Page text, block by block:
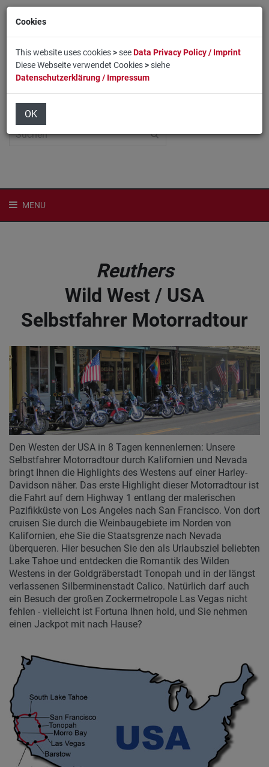
Home
MENU
Reuthers
Wild West / USA
Selbstfahrer Motorradtour
Den Westen der USA in 8 Tagen kennenlernen: Unsere
Selbstfahrer Motorradtour durch Kalifornien und Nevada
bringt Ihnen die Highlights des Westens auf einer Harley-
Davidson näher. Das erste Highlight dieser Motorradtour ist
die Fahrt auf dem Highway 1 entlang der malerischen
Pazifikküste von Los Angeles nach San Francisco. Von dort
cruisen Sie durch die Weinbaugebiete im Norden von
Kalifornien, ehe Sie die Staatsgrenze nach Nevada
überqueren. Hier besuchen Sie den als Urlaubsziel beliebten
Lake Tahoe und entdecken die Romantik des Wilden
Westens in der Goldgräberstadt Tonopah und in der längst
verlassenen Silberminenstadt Calico. Natürlich darf auch
ein Besuch der großen Zockermetropole Las Vegas nicht
fehlen - vielleicht ist Fortuna Ihnen hold, und Sie nehmen
einen Jackpot mit nach Hause?
Cookies
This website uses cookies>seeData Privacy Policy / Imprint
Diese Webseite verwendet Cookies>siehe
Datenschutzerklärung / Impressum
OK